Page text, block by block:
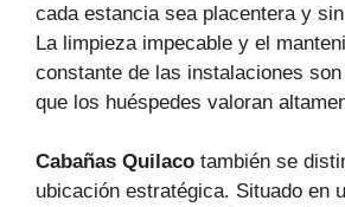
cada estancia sea placentera y
La limpieza impecable y el
constante de las instalaciones
que los huéspedes valoran
Cabañas Quilaco también se
ubicación estratégica. Situado en